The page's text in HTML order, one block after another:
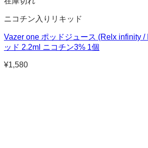
ニコチン入りリキッド
Vazer one ポッドジュース (Relx infinity /
ッド 2.2ml ニコチン3% 1個
¥1,580